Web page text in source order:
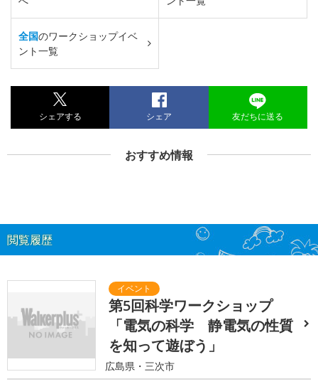
全国のワークショップイベ
ント一覧
シェアする シェア 友だちに送る
おすすめ情報
閲覧履歴
第5回科学ワークショップ
「電気の科学 静電気の性質
を知って遊ぼう」
広島県・三次市